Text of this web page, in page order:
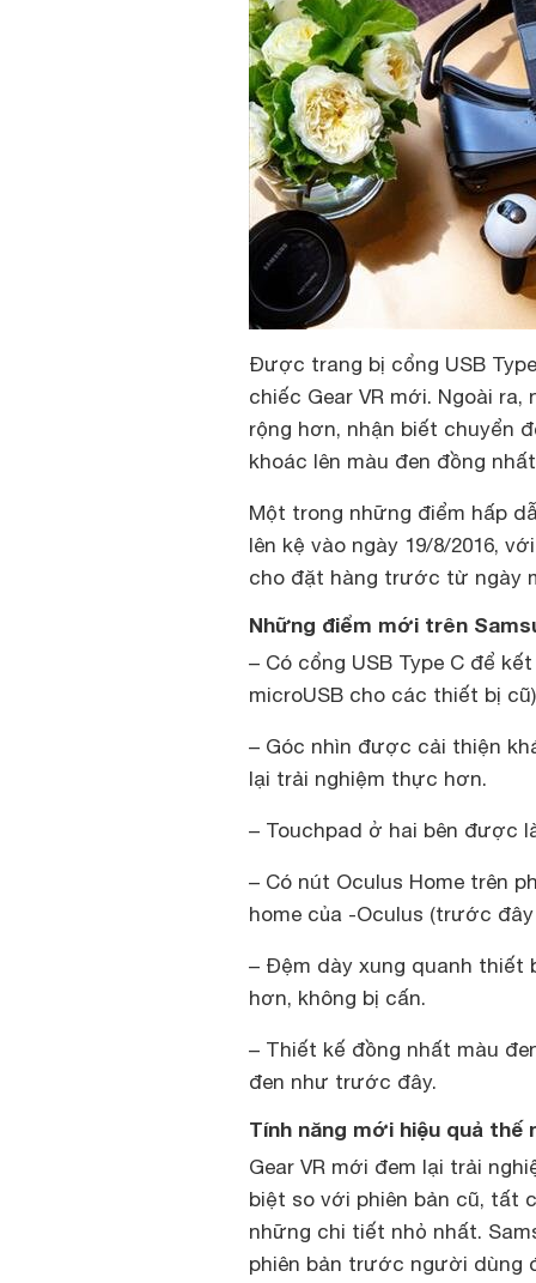
Được trang bị cổng USB
chiếc Gear VR mới. Ngoài
rộng hơn, nhận biết chuyển
khoác lên màu đen đồng
Một trong những điểm hấp
lên kệ vào ngày 19/8/2016,
cho đặt hàng trước từ ngày
Những điểm mới trên
– Có cổng USB Type C để
microUSB cho các thiết bị
– Góc nhìn được cải thiện
lại trải nghiệm thực hơn.
– Touchpad ở hai bên được
– Có nút Oculus Home trên
home của -Oculus (trước
– Đệm dày xung quanh thiết
hơn, không bị cấn.
– Thiết kế đồng nhất màu
đen như trước đây.
Tính năng mới hiệu quả thế
Gear VR mới đem lại trải
biệt so với phiên bản cũ, tất
những chi tiết nhỏ nhất.
phiên bản trước người dùng